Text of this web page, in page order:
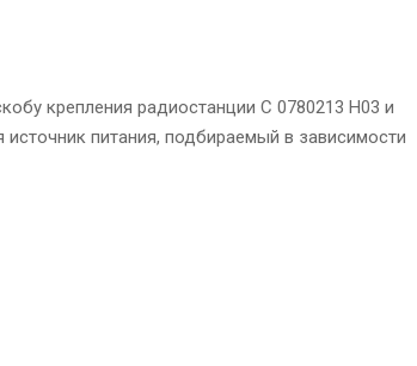
крепления радиостанции C 0780213 H03 и
источник питания, подбираемый в зависимости